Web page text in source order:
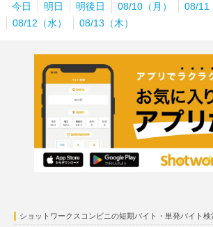
今日 明日 明後日 08/10（月）
08/11
08/12（水）
08/13（木）
ショットワークスコンビニの短期バイト・単発バイト検